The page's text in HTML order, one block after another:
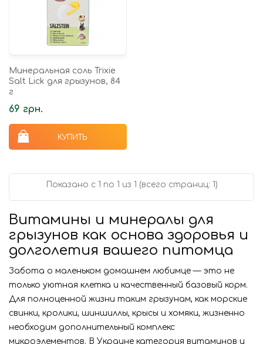
Минеральная соль Trixie
Salt Lick для грызунов, 84
г
69 грн.
КУПИТЬ
Показано с 1 по 1 из 1 (всего страниц: 1)
Витамины и минералы для
грызунов как основа здоровья и
долголетия вашего питомца
Забота о маленьком домашнем любимце — это не
только уютная клетка и качественный базовый корм.
Для полноценной жизни таким грызунам, как морские
свинки, кролики, шиншиллы, крысы и хомяки, жизненно
необходим дополнительный комплекс
микроэлементов. В Украине категория витаминов и